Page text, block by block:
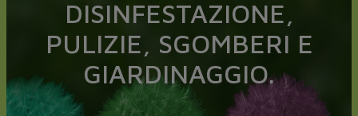
DISINFESTAZIONE,
PULIZIE, SGOMBERI E
GIARDINAGGIO.